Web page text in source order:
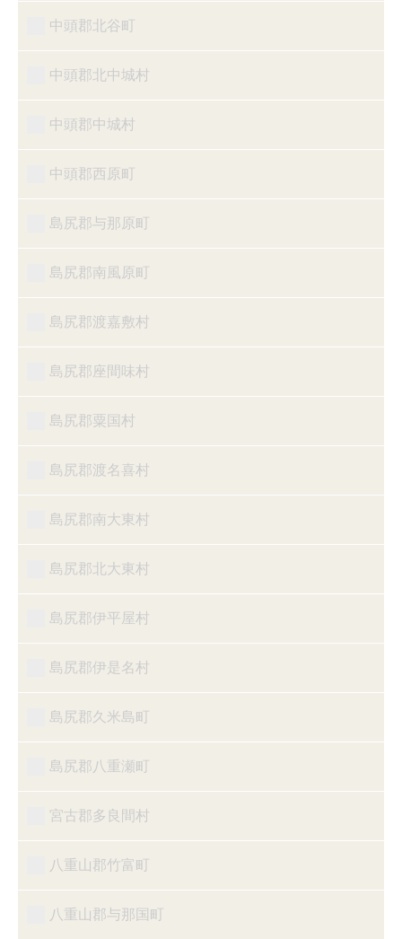
中頭郡北谷町
中頭郡北中城村
中頭郡中城村
中頭郡西原町
島尻郡与那原町
島尻郡南風原町
島尻郡渡嘉敷村
島尻郡座間味村
島尻郡粟国村
島尻郡渡名喜村
島尻郡南大東村
島尻郡北大東村
島尻郡伊平屋村
島尻郡伊是名村
島尻郡久米島町
島尻郡八重瀬町
宮古郡多良間村
八重山郡竹富町
八重山郡与那国町